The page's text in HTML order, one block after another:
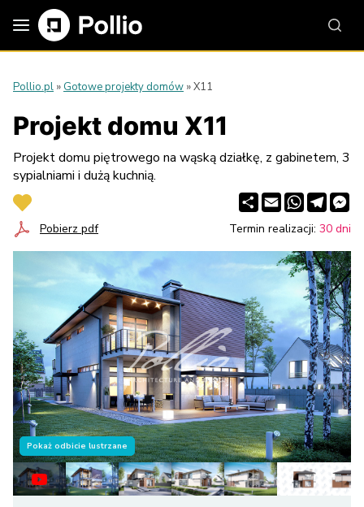
Pollio.pl » Gotowe projekty domów »X11
Projekt domu X11
Projekt domu piętrowego na wąską działkę, z gabinetem, 3
sypialniami i dużą kuchnią.
ShareEmailWhatsApp
Pobierz pdf
Termin realizacji: 30 dni
Pokaż odbicie lustrzane